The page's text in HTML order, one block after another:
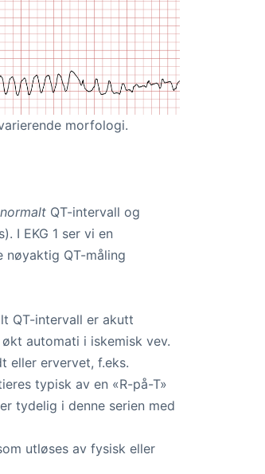
morfologi.
normalt QT-intervall og
I EKG 1 ser vi en
nøyaktig QT-måling
QT-intervall er akutt
automati i iskemisk vev.
eller ervervet, f.eks.
typisk av en «R-på-T»
tydelig i denne serien med
utløses av fysisk eller